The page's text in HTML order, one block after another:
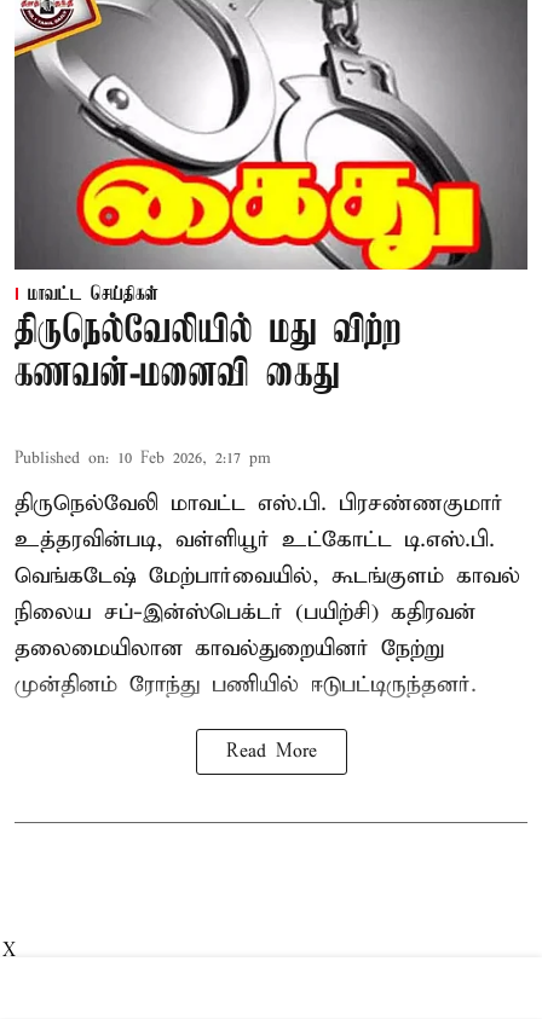
மாவட்ட செய்திகள்
திருநெல்வேலியில் மது விற்ற
கணவன்-மனைவி கைது
Published on: 10 Feb 2026, 2:17 pm
திருநெல்வேலி மாவட்ட எஸ்.பி. பிரசண்ணகுமார்
உத்தரவின்படி, வள்ளியூர் உட்கோட்ட டி.எஸ்.பி.
வெங்கடேஷ் மேற்பார்வையில், கூடங்குளம் காவல்
நிலைய சப்-இன்ஸ்பெக்டர் (பயிற்சி) கதிரவன்
தலைமையிலான காவல்துறையினர் நேற்று
முன்தினம் ரோந்து பணியில் ஈடுபட்டிருந்தனர்.
Read More
X